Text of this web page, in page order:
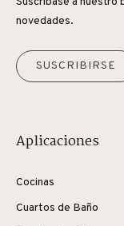
novedades.
SUSCRIBIRSE
Aplicaciones
Cocinas
Cuartos de Baño